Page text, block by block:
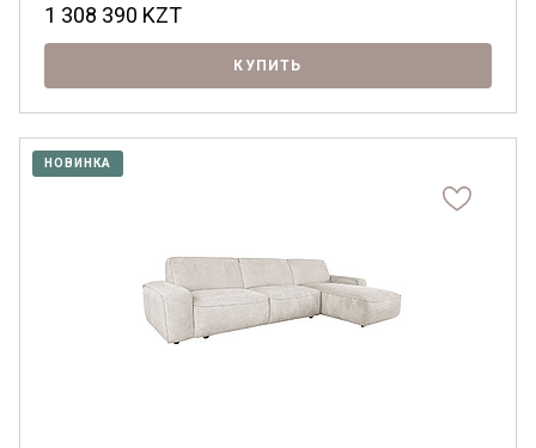
1 308 390 KZT
КУПИТЬ
НОВИНКА